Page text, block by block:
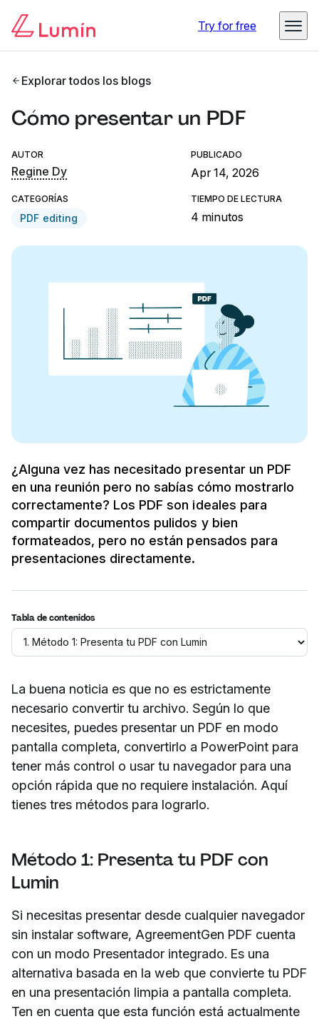
Try for free
Explorar todos los blogs
Cómo presentar un PDF
AUTOR
Regine Dy
PUBLICADO
Apr 14, 2026
CATEGORÍAS
PDF editing
TIEMPO DE LECTURA
4 minutos
¿Alguna vez has necesitado presentar un PDF
en una reunión pero no sabías cómo mostrarlo
correctamente? Los PDF son ideales para
compartir documentos pulidos y bien
formateados, pero no están pensados para
presentaciones directamente.
Tabla de contenidos
La buena noticia es que no es estrictamente
necesario convertir tu archivo. Según lo que
necesites, puedes presentar un PDF en modo
pantalla completa, convertirlo a PowerPoint para
tener más control o usar tu navegador para una
opción rápida que no requiere instalación. Aquí
tienes tres métodos para lograrlo.
Método 1: Presenta tu PDF con
Lumin
Si necesitas presentar desde cualquier navegador
sin instalar software, AgreementGen PDF cuenta
con un modo Presentador integrado. Es una
alternativa basada en la web que convierte tu PDF
en una presentación limpia a pantalla completa.
Ten en cuenta que esta función está actualmente